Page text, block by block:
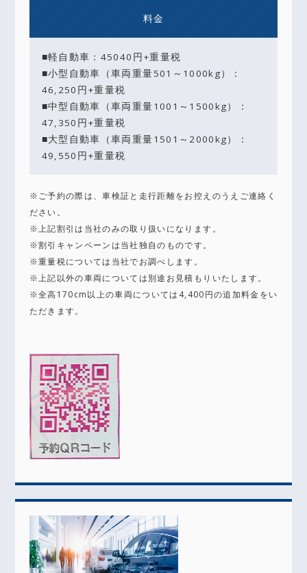
料金
■軽自動車：45040円+重量税
■小型自動車（車両重量501～1000kg）：
46,250円+重量税
■中型自動車（車両重量1001～1500kg）：
47,350円+重量税
■大型自動車（車両重量1501～2000kg）：
49,550円+重量税
※ご予約の際は、車検証と走行距離をお控えのうえご連絡く
ださい。
※上記割引は当社のみの取り扱いになります。
※割引キャンペーンは当社独自のものです。
※重量税については当社でお調べします。
※上記以外の車両については別途お見積もりいたします。
※全高170cm以上の車両については4,400円の追加料金をい
ただきます。